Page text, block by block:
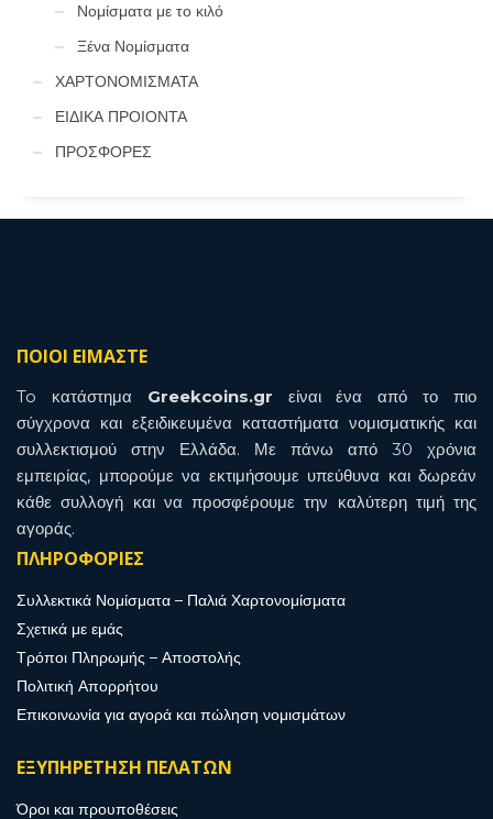
Νομίσματα με το κιλό
Ξένα Νομίσματα
ΧΑΡΤΟΝΟΜΙΣΜΑΤΑ
ΕΙΔΙΚΑ ΠΡΟΙΟΝΤΑ
ΠΡΟΣΦΟΡΕΣ
ΠΟΙΟΙ ΕΙΜΑΣΤΕ
To κατάστημα Greekcoins.gr είναι ένα από το πιο
σύγχρονα και εξειδικευμένα καταστήματα νομισματικής και
συλλεκτισμού στην Ελλάδα. Με πάνω από 30 χρόνια
εμπειρίας, μπορούμε να εκτιμήσουμε υπεύθυνα και δωρεάν
κάθε συλλογή και να προσφέρουμε την καλύτερη τιμή της
αγοράς.
ΠΛΗΡΟΦΟΡΙΕΣ
Συλλεκτικά Νομίσματα – Παλιά Χαρτονομίσματα
Σχετικά με εμάς
Τρόποι Πληρωμής – Αποστολής
Πολιτική Απορρήτου
Επικοινωνία για αγορά και πώληση νομισμάτων
ΕΞΥΠΗΡΕΤΗΣΗ ΠΕΛΑΤΩΝ
Όροι και προυποθέσεις